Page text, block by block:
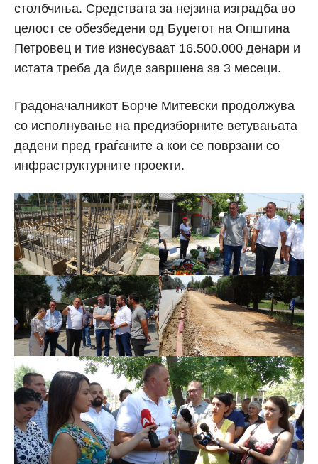
столбчиња. Средствата за нејзина изградба во
целост се обезбедени од Буџетот на Општина
Петровец и тие изнесуваат 16.500.000 денари и
истата треба да биде завршена за 3 месеци.
Градоначалникот Борче Митевски продолжува
со исполнување на предизборните ветувањата
дадени пред граѓаните а кои се поврзани со
инфраструктурните проекти.